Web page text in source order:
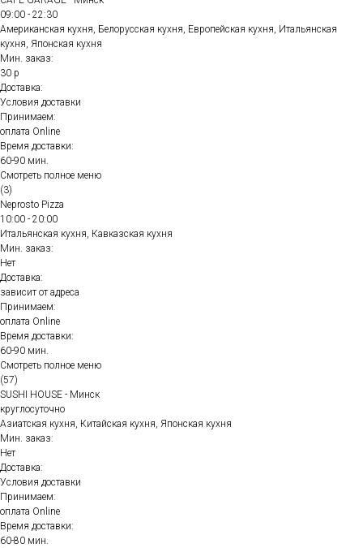
09:00 - 22:30
Американская кухня, Белорусская кухня, Европейская кухня, Итальянская
кухня, Японская кухня
Мин. заказ:
30 р
Доставка:
Условия доставки
Принимаем:
оплата Online
Время доставки:
60-90 мин.
Смотреть полное меню
(3)
Neprosto Pizza
10:00 - 20:00
Итальянская кухня, Кавказская кухня
Мин. заказ:
Нет
Доставка:
зависит от адреса
Принимаем:
оплата Online
Время доставки:
60-90 мин.
Смотреть полное меню
(57)
SUSHI HOUSE - Минск
круглосуточно
Азиатская кухня, Китайская кухня, Японская кухня
Мин. заказ:
Нет
Доставка:
Условия доставки
Принимаем:
оплата Online
Время доставки:
60-80 мин.